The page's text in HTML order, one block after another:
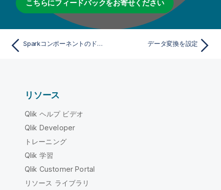
こちらにフィードバックをお寄せください
Sparkコンポーネントのドロップしてリンク データ変換を設定
リソース
Qlik ヘルプ ビデオ
Qlik Developer
トレーニング
Qlik 学習
Qlik Customer Portal
リソース ライブラリ